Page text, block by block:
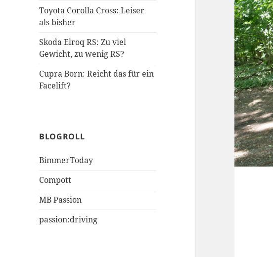
Toyota Corolla Cross: Leiser
als bisher
Skoda Elroq RS: Zu viel
Gewicht, zu wenig RS?
Cupra Born: Reicht das für ein
Facelift?
BLOGROLL
BimmerToday
Compott
MB Passion
passion:driving